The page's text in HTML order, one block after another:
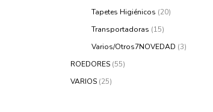
Tapetes Higiénicos (20)
Transportadoras (15)
Varios/Otros7NOVEDAD (3)
ROEDORES (55)
VARIOS (25)